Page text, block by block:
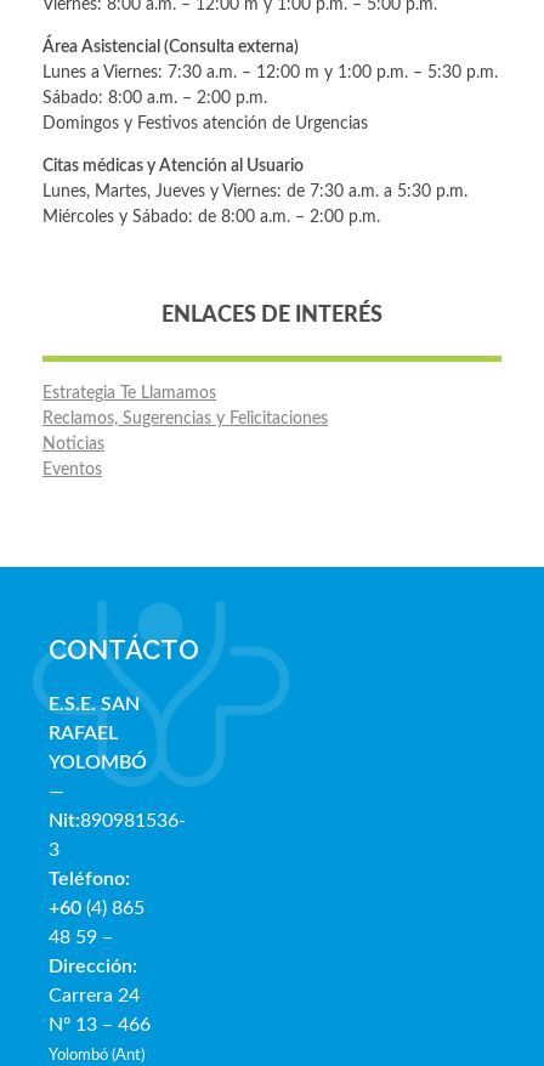
Viernes: 8:00 a.m. – 12:00 m y 1:00 p.m. – 5:00 p.m.
Área Asistencial (Consulta externa)
Lunes a Viernes: 7:30 a.m. – 12:00 m y 1:00 p.m. – 5:30 p.m.
Sábado: 8:00 a.m. – 2:00 p.m.
Domingos y Festivos atención de Urgencias
Citas médicas y Atención al Usuario
Lunes, Martes, Jueves y Viernes: de 7:30 a.m. a 5:30 p.m.
Miércoles y Sábado: de 8:00 a.m. – 2:00 p.m.
ENLACES DE INTERÉS
Estrategia Te Llamamos
Reclamos, Sugerencias y Felicitaciones
Noticias
Eventos
CONTÁCTO
E.S.E. SAN
RAFAEL
YOLOMBÓ
—
Nit:890981536-
3
Teléfono:
+60 (4) 865
48 59 –
Dirección:
Carrera 24
Nº 13 – 466
Yolombó (Ant)